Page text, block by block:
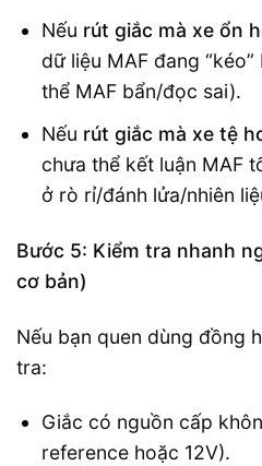
Nếu rút giắc mà xe ổn
dữ liệu MAF đang
thể MAF bẩn/đọc sai).
Nếu rút giắc mà xe tệ
chưa thể kết luận MAF
ở rò rỉ/đánh lửa/nhiên
Bước 5: Kiểm tra nhanh
cơ bản)
Nếu bạn quen dùng đồng
tra:
Giắc có nguồn cấp
reference hoặc 12V).